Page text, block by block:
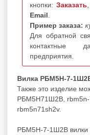
кнопки: Заказать
Email
Пример заказа:
Для обратной
контактные
предприятия.
Вилка РБМ5Н-7-
Также это изделие
РБМ5Н71Ш2В, rbm5n-
rbm5n71sh2v.
РБМ5Н-7-1Ш2В вилки